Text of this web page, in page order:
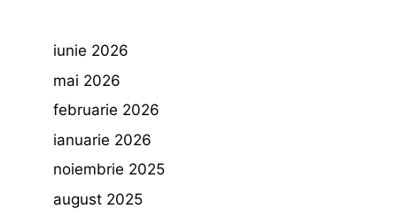
iunie 2026
mai 2026
februarie 2026
ianuarie 2026
noiembrie 2025
august 2025